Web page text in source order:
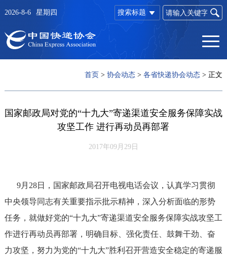
搜索标题
2026-8-6 星期四
首页 >协会动态 >各省快递协会动态 > 正文
国家邮政局对党的“十九大”寄递渠道安全服务保障实战
攻坚工作 进行再动员再部署
2017年09月29日
9月28日，国家邮政局召开电视电话会议，认真学习贯彻
中央领导同志有关重要指示批示精神，深入分析面临的形势
任务，就做好党的“十九大”寄递渠道安全服务保障实战攻坚工
作进行再动员再部署，明确目标、强化责任、鼓舞干劲、奋
力攻坚，努力为党的“十九大”胜利召开营造安全稳定的寄递服